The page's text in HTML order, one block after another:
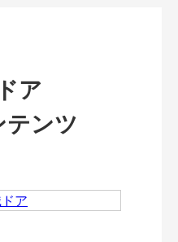
ア
テンツ